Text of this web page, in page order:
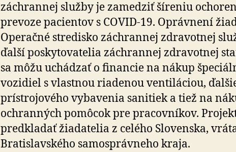
záchrannej služby je zamedziť šíreniu
prevoze pacientov s COVID-19. Oprávnení
Operačné stredisko záchrannej zdravotnej
ďalší poskytovatelia záchrannej zdravotnej
sa môžu uchádzať o financie na nákup
vozidiel s vlastnou riadenou ventiláciou,
prístrojového vybavenia sanitiek a tiež na
ochranných pomôcok pre pracovníkov.
predkladať žiadatelia z celého Slovenska,
Bratislavského samosprávneho kraja.